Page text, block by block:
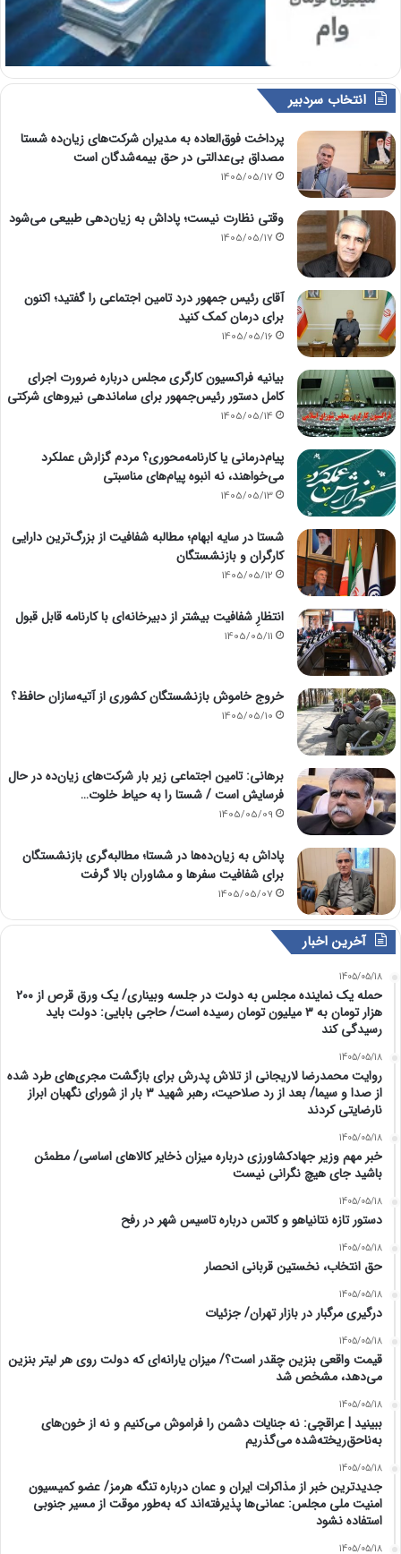
انتخاب سردبیر
پرداخت فوق‌العاده به مدیران شرکت‌های زیان‌ده شستا
مصداق بی‌عدالتی در حق بیمه‌شدگان است
1405/05/17
وقتی نظارت نیست؛ پاداش به زیان‌دهی طبیعی می‌شود
1405/05/17
آقای رئیس جمهور درد تامین اجتماعی را گفتید؛ اکنون
برای درمان کمک کنید
1405/05/16
بیانیه فراکسیون کارگری مجلس درباره ضرورت اجرای
کامل دستور رئیس‌جمهور برای ساماندهی نیروهای شرکتی
1405/05/14
پیام‌درمانی یا کارنامه‌محوری؟ مردم گزارش عملکرد
می‌خواهند، نه انبوه پیام‌های مناسبتی
1405/05/13
شستا در سایه ابهام؛ مطالبه شفافیت از بزرگ‌ترین دارایی
کارگران و بازنشستگان
1405/05/12
انتظارِ شفافیت بیشتر از دبیرخانه‌ای با کارنامه قابل قبول
1405/05/11
خروج خاموش بازنشستگان کشوری از آتیه‌سازان حافظ؟
1405/05/10
برهانی: تامین اجتماعی زیر بار شرکت‌های زیان‌ده در حال
فرسایش است / شستا را به حیاط خلوت…
1405/05/09
پاداش به زیان‌ده‌ها در شستا؛ مطالبه‌گری بازنشستگان
برای شفافیت سفرها و مشاوران بالا گرفت
1405/05/07
آخرین اخبار
1405/05/18
حمله یک نماینده مجلس به دولت در جلسه وبیناری/ یک ورق قرص از ۲۰۰
هزار تومان به ۳ میلیون تومان رسیده است/ حاجی بابایی: دولت باید
رسیدگی کند
1405/05/18
روایت محمدرضا لاریجانی از تلاش پدرش برای بازگشت مجری‌های طرد شده
از صدا و سیما/ بعد از رد صلاحیت، رهبر شهید ۳ بار از شورای نگهبان ابراز
نارضایتی کردند
1405/05/18
خبر مهم وزیر جهادکشاورزی درباره میزان ذخایر کالاهای اساسی/ مطمئن
باشید جای هیچ نگرانی نیست
1405/05/18
دستور تازه نتانیاهو و کاتس درباره تاسیس شهر در رفح
1405/05/18
حق انتخاب، نخستین قربانی انحصار
1405/05/18
درگیری مرگبار در بازار تهران/ جزئیات
1405/05/18
قیمت واقعی بنزین چقدر است؟/ میزان یارانه‌ای که دولت روی هر لیتر بنزین
می‌دهد، مشخص شد
1405/05/18
ببینید | عراقچی: نه جنایات دشمن را فراموش می‌کنیم و نه از خون‌های
به‌ناحق‌ریخته‌شده می‌گذریم
1405/05/18
جدیدترین خبر از مذاکرات ایران و عمان درباره تنگه هرمز/ عضو کمیسیون
امنیت ملی مجلس: عمانی‌ها پذیرفته‌اند که به‌طور موقت از مسیر جنوبی
استفاده نشود
1405/05/18